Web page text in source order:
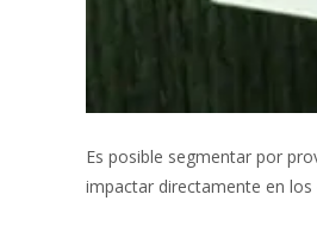
Es posible segmentar por
impactar directamente en